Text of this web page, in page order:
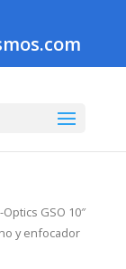
Optics GSO 10″
y enfocador